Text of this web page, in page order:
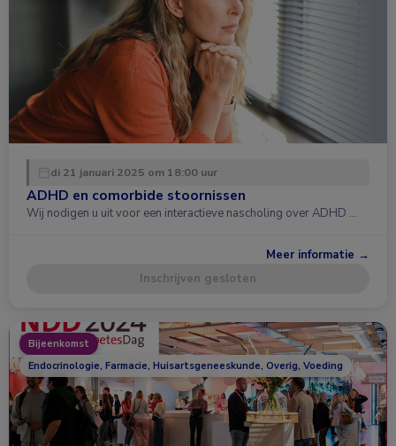
di 21 januari 2025 om 18:00 uur
ADHD en comorbide stoornissen
Wij nodigen u uit voor een interactieve nascholing over ADHD …
Meer informatie →
Inschrijven gesloten
Bijeenkomst
Endocrinologie, Farmacie, Huisartsgeneeskunde, Overig, Voeding